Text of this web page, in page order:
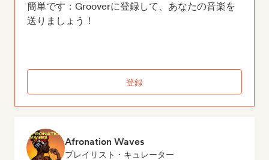
簡単です：Grooverに登録して、あなたの音楽を
送りましょう！
登録
Afronation Waves
プレイリスト・キュレーター